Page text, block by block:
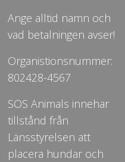
Ange alltid namn och
vad betalningen avser!
Organistionsnummer:
802428-4567
SOS Animals innehar
tillstånd från
Länsstyrelsen att
placera hundar och